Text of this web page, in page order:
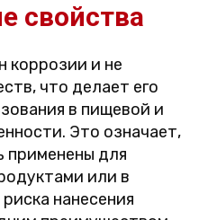
свойства
коррозии и не
что делает его
в пищевой и
Это означает,
применены для
или в
нанесения